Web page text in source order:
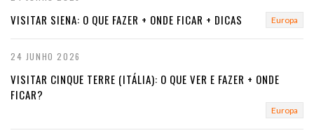
VISITAR SIENA: O QUE FAZER + ONDE FICAR + DICAS Europa
24 JUNHO 2026
VISITAR CINQUE TERRE (ITÁLIA): O QUE VER E FAZER + ONDE
FICAR?
Europa